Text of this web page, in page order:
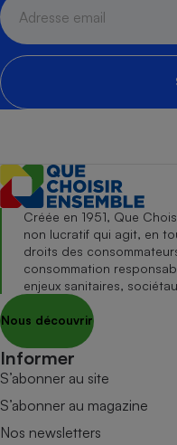
Créée en 1951, Que
non lucratif qui agit, en
droits des
consommation
enjeux sanitaires,
Nous découvrir
Informer
S’abonner au site
S’abonner au magazine
Nos newsletters